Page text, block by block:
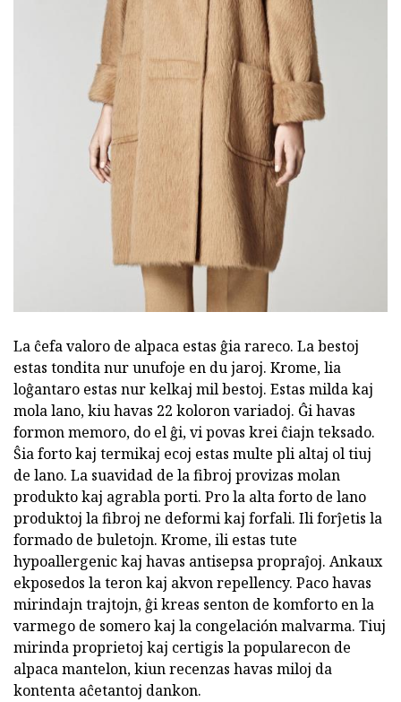
La ĉefa valoro de alpaca estas ĝia rareco. La bestoj
estas tondita nur unufoje en du jaroj. Krome, lia
loĝantaro estas nur kelkaj mil bestoj. Estas milda kaj
mola lano, kiu havas 22 koloron variadoj. Ĝi havas
formon memoro, do el ĝi, vi povas krei ĉiajn teksado.
Ŝia forto kaj termikaj ecoj estas multe pli altaj ol tiuj
de lano. La suavidad de la fibroj provizas molan
produkto kaj agrabla porti. Pro la alta forto de lano
produktoj la fibroj ne deformi kaj forfali. Ili forĵetis la
formado de buletojn. Krome, ili estas tute
hypoallergenic kaj havas antisepsa propraĵoj. Ankaux
ekposedos la teron kaj akvon repellency. Paco havas
mirindajn trajtojn, ĝi kreas senton de komforto en la
varmego de somero kaj la congelación malvarma. Tiuj
mirinda proprietoj kaj certigis la popularecon de
alpaca mantelon, kiun recenzas havas miloj da
kontenta aĉetantoj dankon.